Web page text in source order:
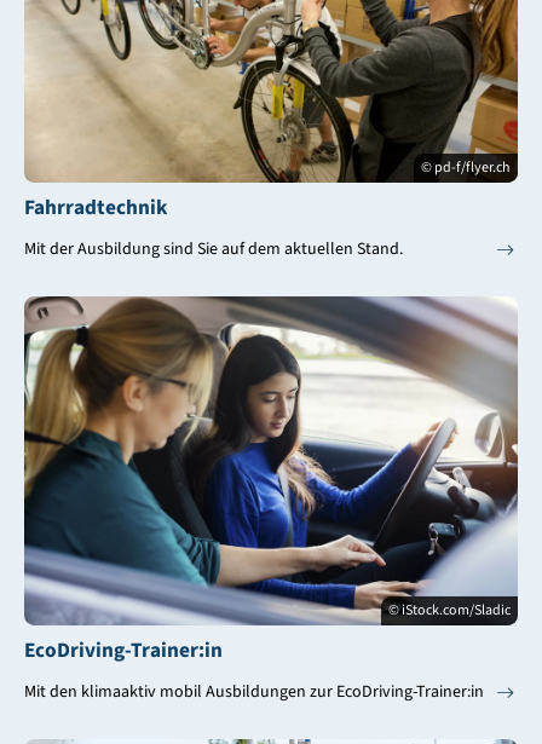
© pd-f/flyer.ch
Fahrradtechnik
Mit der Ausbildung sind Sie auf dem aktuellen Stand.
© iStock.com/Sladic
EcoDriving-Trainer:in
Mit den klimaaktiv mobil Ausbildungen zur EcoDriving-Trainer:in